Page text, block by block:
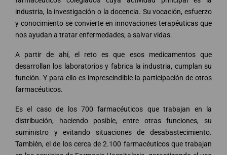
industria, la investigación o la docencia. Su vocación, esfuerzo
y conocimiento se convierte en innovaciones terapéuticas que
nos ayudan a tratar enfermedades; a salvar vidas.
A partir de ahí, el reto es que esos medicamentos que
desarrollan los laboratorios y fabrica la industria, cumplan su
función. Y para ello es imprescindible la participación de otros
farmacéuticos.
Es el caso de los 700 farmacéuticos que trabajan en la
distribución, haciendo posible, entre otras funciones, su
suministro y evitando situaciones de desabastecimiento.
También, el de los cerca de 2.100 farmacéuticos que trabajan